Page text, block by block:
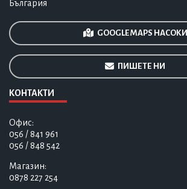
България
GOOGLE MAPS НАСОКИ
ПИШЕТЕ НИ
КОНТАКТИ
Офис:
056 / 841 961
056 / 848 542
Магазин:
0878 227 254